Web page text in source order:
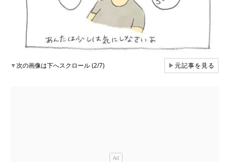
▼次の画像は下へスクロール (2/7) ▶元記事を見る